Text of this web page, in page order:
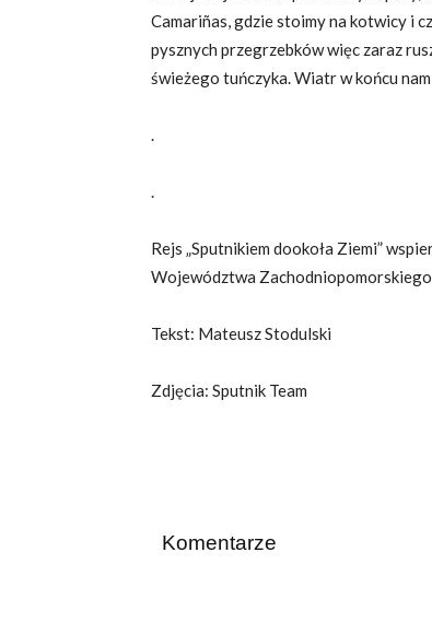
Camariñas, gdzie stoimy na kotwicy i
pysznych przegrzebków więc zaraz
świeżego tuńczyka. Wiatr w końcu
.
.
Rejs „Sputnikiem dookoła Ziemi”
Województwa
Tekst: Mateusz Stodulski
Zdjęcia: Sputnik Team
Komentarze